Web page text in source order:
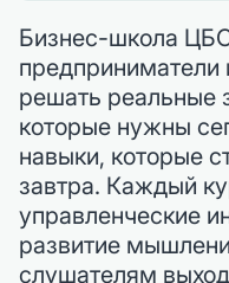
Бизнес-школа
решать реальные
которые нужны
навыки, которые
завтра. Каждый
управленческие
развитие
слушателям